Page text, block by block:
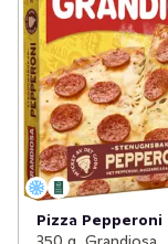
Pizza Pepperoni